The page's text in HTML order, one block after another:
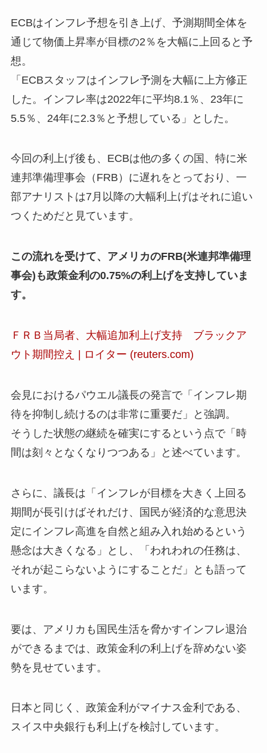
ECBはインフレ予想を引き上げ、予測期間全体を
通じて物価上昇率が目標の2％を大幅に上回ると予
想。
「ECBスタッフはインフレ予測を大幅に上方修正
した。インフレ率は2022年に平均8.1％、23年に
5.5％、24年に2.3％と予想している」とした。
今回の利上げ後も、ECBは他の多くの国、特に米
連邦準備理事会（FRB）に遅れをとっており、一
部アナリストは7月以降の大幅利上げはそれに追い
つくためだと見ています。
この流れを受けて、アメリカのFRB(米連邦準備理
事会)も政策金利の0.75%の利上げを支持していま
す。
ＦＲＢ当局者、大幅追加利上げ支持 ブラックア
ウト期間控え | ロイター (reuters.com)
会見におけるパウエル議長の発言で「インフレ期
待を抑制し続けるのは非常に重要だ」と強調。
そうした状態の継続を確実にするという点で「時
間は刻々となくなりつつある」と述べています。
さらに、議長は「インフレが目標を大きく上回る
期間が長引けばそれだけ、国民が経済的な意思決
定にインフレ高進を自然と組み入れ始めるという
懸念は大きくなる」とし、「われわれの任務は、
それが起こらないようにすることだ」とも語って
います。
要は、アメリカも国民生活を脅かすインフレ退治
ができるまでは、政策金利の利上げを辞めない姿
勢を見せています。
日本と同じく、政策金利がマイナス金利である、
スイス中央銀行も利上げを検討しています。